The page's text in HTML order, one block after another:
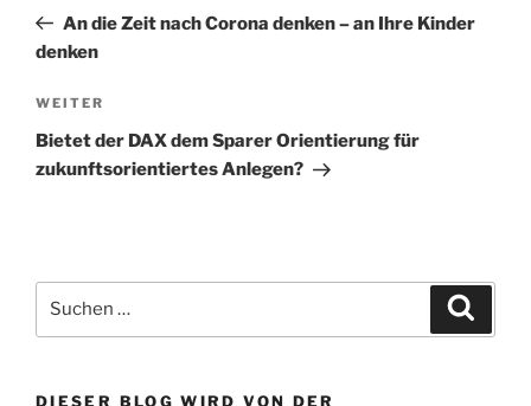
Beitrag
An die Zeit nach Corona denken – an Ihre Kinder
denken
Nächster
Beitrag
WEITER
Bietet der DAX dem Sparer Orientierung für
zukunftsorientiertes Anlegen?
nach:
DIESER BLOG WIRD VON DER